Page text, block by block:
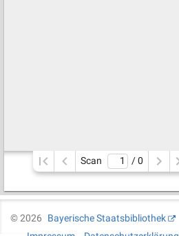
Scan / 0
©2026
Bayerische Staatsbibliothek